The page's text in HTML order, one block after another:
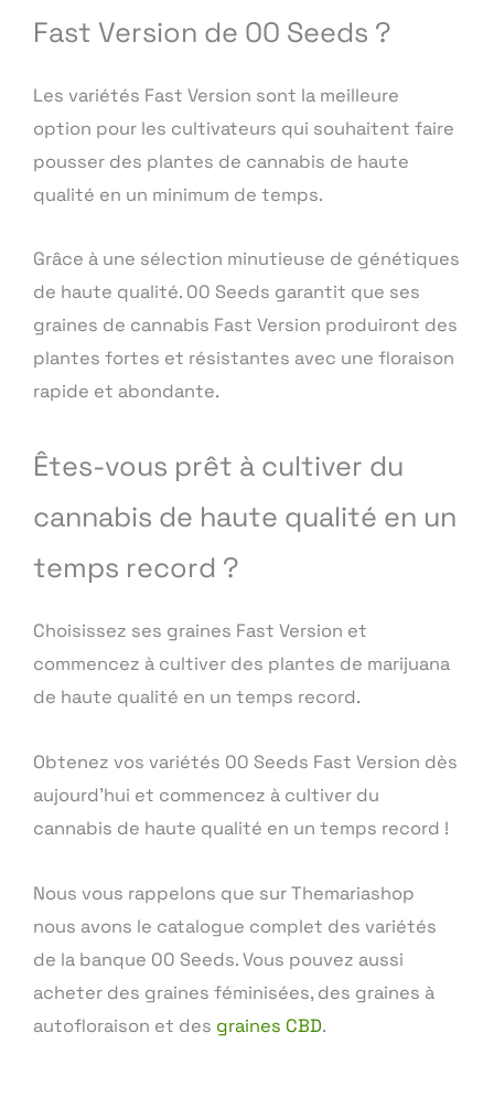
Fast Version de 00 Seeds ?
Les variétés Fast Version sont la meilleure
option pour les cultivateurs qui souhaitent faire
pousser des plantes de cannabis de haute
qualité en un minimum de temps.
Grâce à une sélection minutieuse de génétiques
de haute qualité. 00 Seeds garantit que ses
graines de cannabis Fast Version produiront des
plantes fortes et résistantes avec une floraison
rapide et abondante.
Êtes-vous prêt à cultiver du
cannabis de haute qualité en un
temps record ?
Choisissez ses graines Fast Version et
commencez à cultiver des plantes de marijuana
de haute qualité en un temps record.
Obtenez vos variétés 00 Seeds Fast Version dès
aujourd’hui et commencez à cultiver du
cannabis de haute qualité en un temps record !
Nous vous rappelons que sur Themariashop
nous avons le catalogue complet des variétés
de la banque 00 Seeds. Vous pouvez aussi
acheter des graines féminisées, des graines à
autofloraison et des graines CBD.